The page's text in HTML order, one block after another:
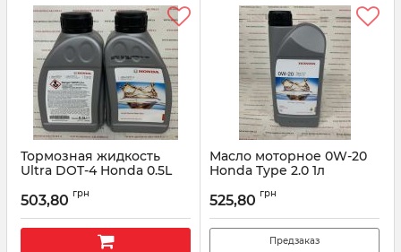
Тормозная жидкость
Ultra DOT-4 Honda 0.5L
Артикул: 22090106002
503,80 грн
Масло моторное 0W-20
Honda Type 2.0 1л
Артикул: R2029901701L5
525,80 грн
Предзаказ